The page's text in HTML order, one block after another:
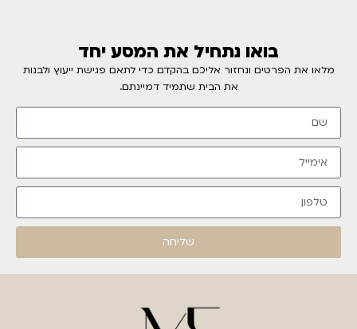
בואו נתחיל את המסע יחד
מלאו את הפרטים ונחזור אליכם בהקדם כדי לתאם פגישת ייעוץ ולבנות
את הבית שתמיד דמיינתם.
שליחה